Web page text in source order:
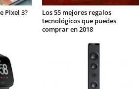
Pixel 3?
Los 55 mejores regalos
tecnológicos que puedes
comprar en 2018